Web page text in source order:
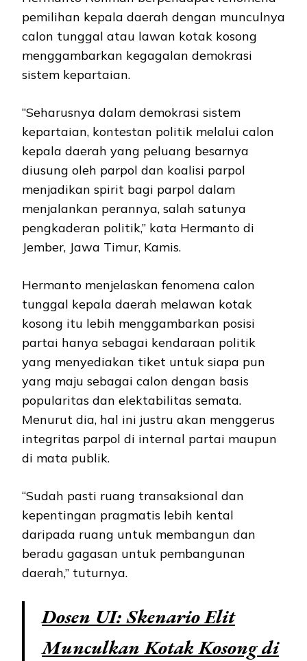
pemilihan kepala daerah dengan munculnya
calon tunggal atau lawan kotak kosong
menggambarkan kegagalan demokrasi
sistem kepartaian.
“Seharusnya dalam demokrasi sistem
kepartaian, kontestan politik melalui calon
kepala daerah yang peluang besarnya
diusung oleh parpol dan koalisi parpol
menjadikan spirit bagi parpol dalam
menjalankan perannya, salah satunya
pengkaderan politik,” kata Hermanto di
Jember, Jawa Timur, Kamis.
Hermanto menjelaskan fenomena calon
tunggal kepala daerah melawan kotak
kosong itu lebih menggambarkan posisi
partai hanya sebagai kendaraan politik
yang menyediakan tiket untuk siapa pun
yang maju sebagai calon dengan basis
popularitas dan elektabilitas semata.
Menurut dia, hal ini justru akan menggerus
integritas parpol di internal partai maupun
di mata publik.
“Sudah pasti ruang transaksional dan
kepentingan pragmatis lebih kental
daripada ruang untuk membangun dan
beradu gagasan untuk pembangunan
daerah,” tuturnya.
Dosen UI: Skenario Elit
Munculkan Kotak Kosong di